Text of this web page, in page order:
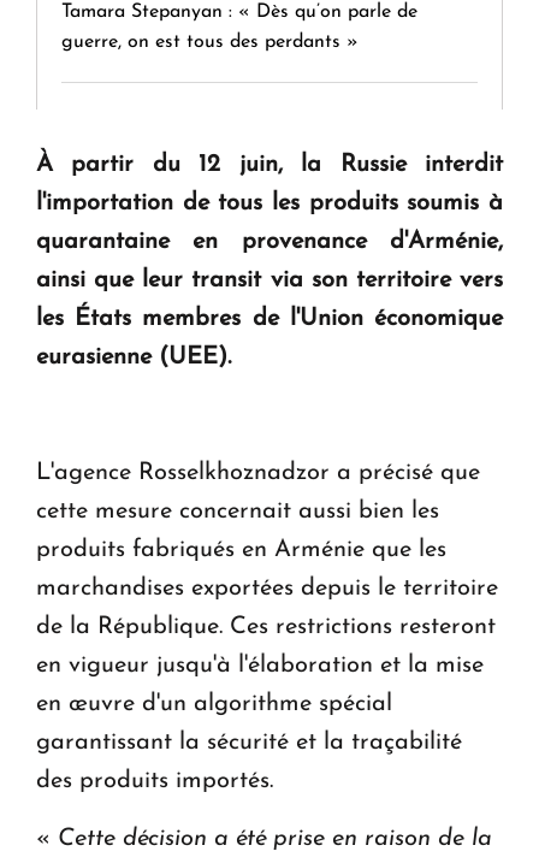
Tamara Stepanyan : « Dès qu’on parle de
guerre, on est tous des perdants »
question d'un référendum ne se pose pas. "
KASA : 30 ans d'audace, de résilience et d'avenir
Le premier hôtel Hyatt Regency d'Arménie
ouvrira ses portes à Dilijan
À partir du 12 juin, la Russie interdit
l'importation de tous les produits soumis à
quarantaine en provenance d'Arménie,
ainsi que leur transit via son territoire vers
les États membres de l'Union économique
eurasienne (UEE).
L'agence Rosselkhoznadzor a précisé que
cette mesure concernait aussi bien les
produits fabriqués en Arménie que les
marchandises exportées depuis le territoire
de la République. Ces restrictions resteront
en vigueur jusqu'à l'élaboration et la mise
en œuvre d'un algorithme spécial
garantissant la sécurité et la traçabilité
des produits importés.
« Cette décision a été prise en raison de la